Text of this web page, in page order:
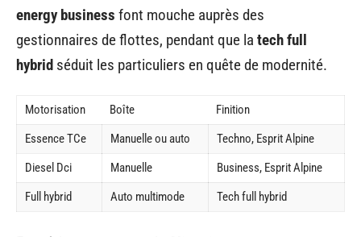
energy business font mouche auprès des
gestionnaires de flottes, pendant que la tech full
hybrid séduit les particuliers en quête de modernité.
Motorisation Boîte
Finition
Essence TCe
Manuelle ou auto
Techno, Esprit Alpine
Diesel Dci
Manuelle
Business, Esprit Alpine
Full hybrid
Auto multimode Tech full hybrid